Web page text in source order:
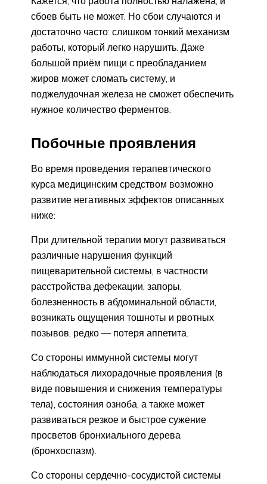
сбоев быть не может. Но сбои случаются и
достаточно часто: слишком тонкий механизм
работы, который легко нарушить. Даже
большой приём пищи с преобладанием
жиров может сломать систему, и
поджелудочная железа не сможет обеспечить
нужное количество ферментов.
Побочные проявления
Во время проведения терапевтического
курса медицинским средством возможно
развитие негативных эффектов описанных
ниже:
При длительной терапии могут развиваться
различные нарушения функций
пищеварительной системы, в частности
расстройства дефекации, запоры,
болезненность в абдоминальной области,
возникать ощущения тошноты и рвотных
позывов, редко — потеря аппетита.
Со стороны иммунной системы могут
наблюдаться лихорадочные проявления (в
виде повышения и снижения температуры
тела), состояния озноба, а также может
развиваться резкое и быстрое сужение
просветов бронхиального дерева
(бронхоспазм).
Со стороны сердечно-сосудистой системы